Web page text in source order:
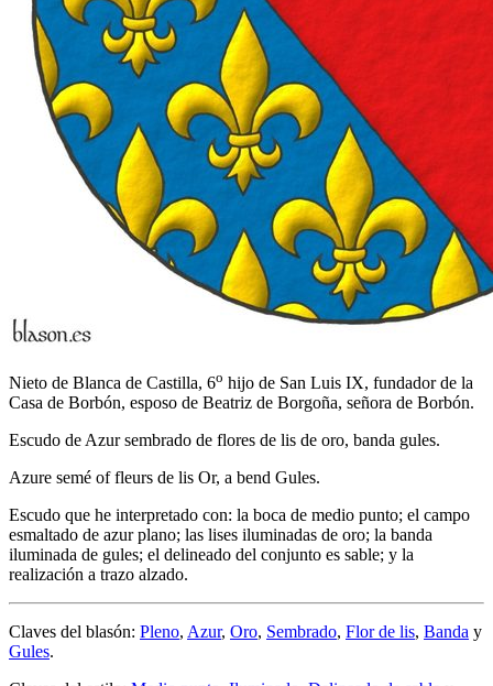
Nieto de Blanca de Castilla, 6o hijo de San Luis IX, fundador de la
Casa de Borbón, esposo de Beatriz de Borgoña, señora de Borbón.
Escudo de Azur sembrado de flores de lis de oro, banda gules.
Azure semé of fleurs de lis Or, a bend Gules.
Escudo que he interpretado con: la boca de medio punto; el campo
esmaltado de azur plano; las lises iluminadas de oro; la banda
iluminada de gules; el delineado del conjunto es sable; y la
realización a trazo alzado.
Claves del blasón: Pleno, Azur, Oro, Sembrado, Flor de lis, Banda y
Gules.